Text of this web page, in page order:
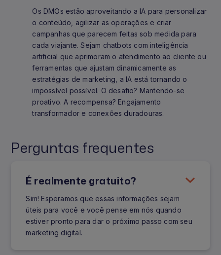
Os DMOs estão aproveitando a IA para personalizar
o conteúdo, agilizar as operações e criar
campanhas que parecem feitas sob medida para
cada viajante. Sejam chatbots com inteligência
artificial que aprimoram o atendimento ao cliente ou
ferramentas que ajustam dinamicamente as
estratégias de marketing, a IA está tornando o
impossível possível. O desafio? Mantendo-se
proativo. A recompensa? Engajamento
transformador e conexões duradouras.
Perguntas frequentes
É realmente gratuito?
Sim! Esperamos que essas informações sejam
úteis para você e você pense em nós quando
estiver pronto para dar o próximo passo com seu
marketing digital.